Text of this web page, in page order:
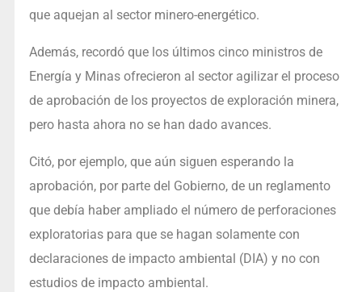
que aquejan al sector minero-energético.
Además, recordó que los últimos cinco ministros de
Energía y Minas ofrecieron al sector agilizar el proceso
de aprobación de los proyectos de exploración minera,
pero hasta ahora no se han dado avances.
Citó, por ejemplo, que aún siguen esperando la
aprobación, por parte del Gobierno, de un reglamento
que debía haber ampliado el número de perforaciones
exploratorias para que se hagan solamente con
declaraciones de impacto ambiental (DIA) y no con
estudios de impacto ambiental.